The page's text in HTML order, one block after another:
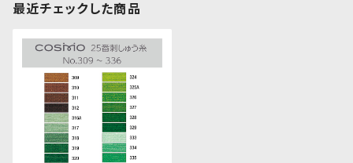
最近チェックした商品